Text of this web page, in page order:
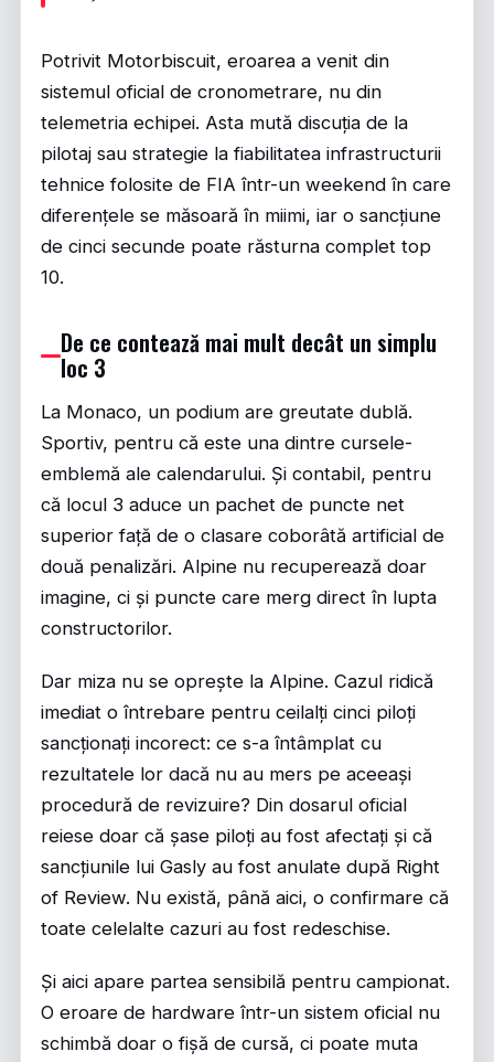
Potrivit Motorbiscuit, eroarea a venit din
sistemul oficial de cronometrare, nu din
telemetria echipei. Asta mută discuția de la
pilotaj sau strategie la fiabilitatea infrastructurii
tehnice folosite de FIA într-un weekend în care
diferențele se măsoară în miimi, iar o sancțiune
de cinci secunde poate răsturna complet top
10.
De ce contează mai mult decât un simplu
loc 3
La Monaco, un podium are greutate dublă.
Sportiv, pentru că este una dintre cursele-
emblemă ale calendarului. Și contabil, pentru
că locul 3 aduce un pachet de puncte net
superior față de o clasare coborâtă artificial de
două penalizări. Alpine nu recuperează doar
imagine, ci și puncte care merg direct în lupta
constructorilor.
Dar miza nu se oprește la Alpine. Cazul ridică
imediat o întrebare pentru ceilalți cinci piloți
sancționați incorect: ce s-a întâmplat cu
rezultatele lor dacă nu au mers pe aceeași
procedură de revizuire? Din dosarul oficial
reiese doar că șase piloți au fost afectați și că
sancțiunile lui Gasly au fost anulate după Right
of Review. Nu există, până aici, o confirmare că
toate celelalte cazuri au fost redeschise.
Și aici apare partea sensibilă pentru campionat.
O eroare de hardware într-un sistem oficial nu
schimbă doar o fișă de cursă, ci poate muta